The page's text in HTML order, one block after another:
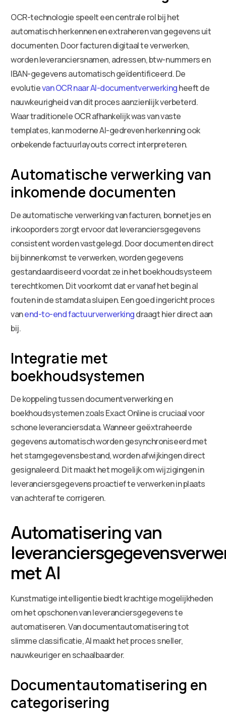
OCR-technologie speelt een centrale rol bij het
automatisch herkennen en extraheren van gegevens uit
documenten. Door facturen digitaal te verwerken,
worden leveranciersnamen, adressen, btw-nummers en
IBAN-gegevens automatisch geïdentificeerd. De
evolutievan OCR naar AI-documentverwerkingheeft de
nauwkeurigheid van dit proces aanzienlijk verbeterd.
Waar traditionele OCR afhankelijk was van vaste
templates, kan moderne AI-gedreven herkenning ook
onbekende factuurlayouts correct interpreteren.
Automatische verwerking van
inkomende documenten
De automatische verwerking van facturen, bonnetjes en
inkooporders zorgt ervoor dat leveranciersgegevens
consistent worden vastgelegd. Door documenten direct
bij binnenkomst te verwerken, worden gegevens
gestandaardiseerd voordat ze in het boekhoudsysteem
terechtkomen. Dit voorkomt dat er vanaf het begin al
fouten in de stamdata sluipen. Een goed ingericht proces
vanend-to-end factuurverwerkingdraagt hier direct aan
bij.
Integratie met
boekhoudsystemen
De koppeling tussen documentverwerking en
boekhoudsystemen zoals Exact Online is cruciaal voor
schone leveranciersdata. Wanneer geëxtraheerde
gegevens automatisch worden gesynchroniseerd met
het stamgegevensbestand, worden afwijkingen direct
gesignaleerd. Dit maakt het mogelijk om wijzigingen in
leveranciersgegevens proactief te verwerken in plaats
van achteraf te corrigeren.
Automatisering van
met AI
Kunstmatige intelligentie biedt krachtige mogelijkheden
om het opschonen van leveranciersgegevens te
automatiseren. Van documentautomatisering tot
slimme classificatie, AI maakt het proces sneller,
nauwkeuriger en schaalbaarder.
Documentautomatisering en
categorisering